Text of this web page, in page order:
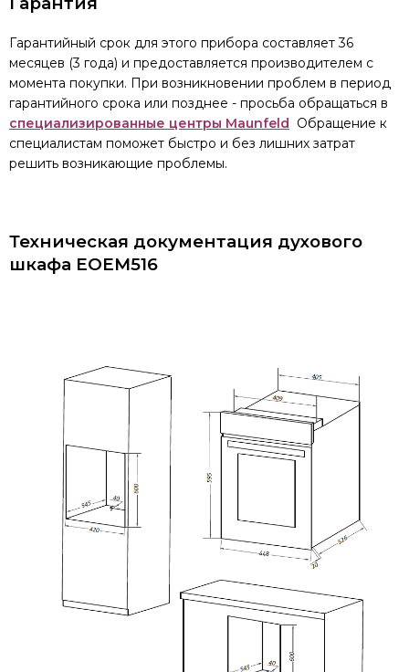
Гарантийный срок для этого прибора составляет 36
месяцев (3 года) и предоставляется производителем с
момента покупки. При возникновении проблем в период
гарантийного срока или позднее - просьба обращаться в
специализированные центры Maunfeld
Обращение к
специалистам поможет быстро и без лишних затрат
решить возникающие проблемы.
Техническая документация духового
шкафа EOEM516